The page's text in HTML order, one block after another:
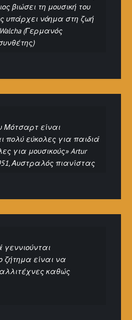
βιώσει τη μουσική του
υπάρχει νόημα στη ζωή
(Γερμανός
Μότσαρτ είναι
πολύ εύκολες για παιδιά
για μουσικούς» Artur
Αυστραλός πιανίστας
ζήτημα είναι να
καθώς